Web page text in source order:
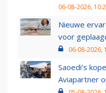
06-08-2026,
Nieuwe
voor
06-08-2026,
Saoedi’s
Aviapartner